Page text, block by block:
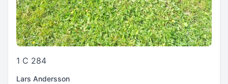
1 C 284
Lars Andersson